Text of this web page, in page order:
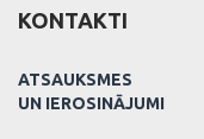
KONTAKTI
ATSAUKSMES
UN IEROSINĀJUMI